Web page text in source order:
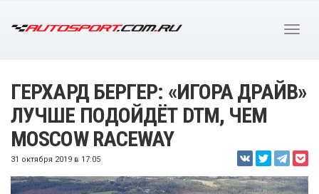
ГЕРХАРД БЕРГЕР: «ИГОРА ДРАЙВ»
ЛУЧШЕ ПОДОЙДЁТ DTM, ЧЕМ
MOSCOW RACEWAY
31 октября 2019 в 17:05